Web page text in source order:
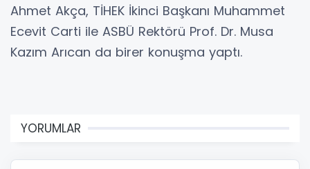
Ahmet Akça, TİHEK İkinci Başkanı Muhammet
Ecevit Carti ile ASBÜ Rektörü Prof. Dr. Musa
Kazım Arıcan da birer konuşma yaptı.
YORUMLAR